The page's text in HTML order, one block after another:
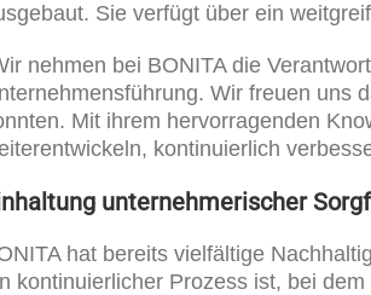
Sie verfügt über ein
nehmen bei BONITA die
Wir freuen uns
Mit ihrem hervor­ragenden
kontinuierlich
unternehmerischer
hat bereits vielfältige
kontinuierlicher Prozess ist, bei